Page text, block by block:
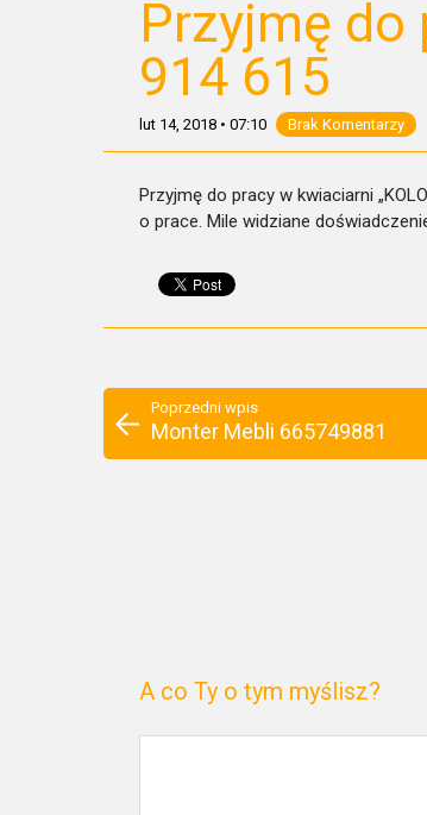
Przyjmę do
914 615
lut 14, 2018 • 07:10 Brak Komentarzy
Przyjmę do pracy w kwiaciarni
o prace. Mile widziane
Poprzedni wpis
Monter Mebli 665749881
A co Ty o tym myślisz?